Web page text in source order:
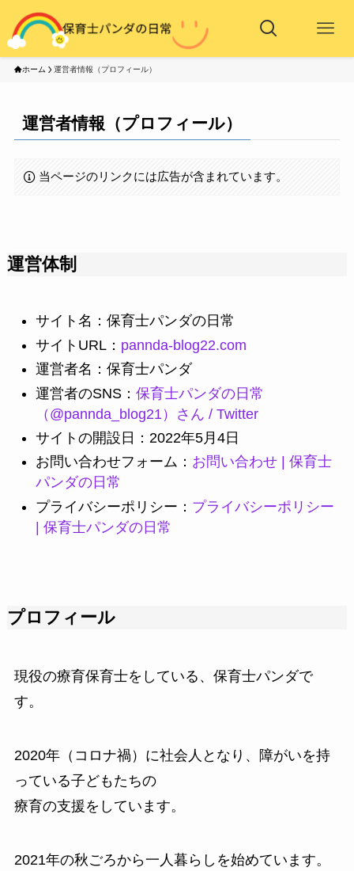
ホーム 運営者情報（プロフィール）
運営者情報（プロフィール）
当ページのリンクには広告が含まれています。
運営体制
サイト名：保育士パンダの日常
サイトURL： pannda-blog22.com
運営者名：保育士パンダ
運営者のSNS： 保育士パンダの日常
（@pannda_blog21）さん / Twitter
サイトの開設日：2022年5月4日
お問い合わせフォーム： お問い合わせ | 保育士
パンダの日常
プライバシーポリシー： プライバシーポリシー
| 保育士パンダの日常
プロフィール
現役の療育保育士をしている、保育士パンダで
す。
2020年（コロナ禍）に社会人となり、障がいを持
っている子どもたちの
療育の支援をしています。
2021年の秋ごろから一人暮らしを始めています。